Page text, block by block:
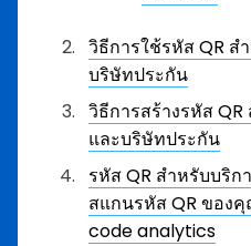
วิธีการใช้รหัส QR ส
บริษัทประกัน
วิธีการสร้างรหัส
และบริษัทประกัน
รหัส QR สำหรับบริก
สแกนรหัส QR ของคุ
code analytics